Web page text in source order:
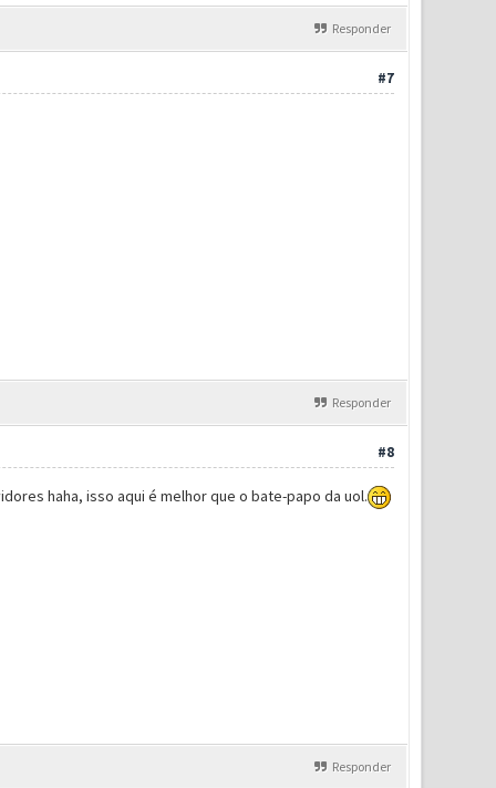
Responder
#7
Responder
#8
haha, isso aqui é melhor que o bate-papo da uol.
Responder